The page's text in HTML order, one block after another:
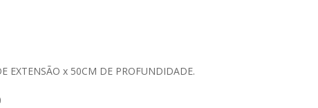
EXTENSÃO x 50CM DE PROFUNDIDADE.